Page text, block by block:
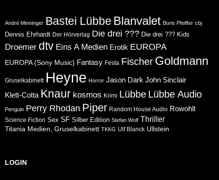
André Minninger Bastei Lübbe Blanvalet Boris Pfeiffer cbj
Dennis Ehrhardt Der Hörverlag Die drei ??? Die drei ??? Kids
Droemer dtv Eins A Medien Erotik EUROPA
EUROPA (Sony Music) Fantasy Festa Fischer Goldmann
Gruselkabinett Heyne Horror Jason Dark John Sinclair
Klett-Cotta Knaur kosmos Krimi Lübbe Lübbe Audio
Penguin Perry Rhodan Piper Random House Audio Rowohlt
Science Fiction Sex SF Silber Edition Stefan Wolf Thriller
Titania Medien, Gruselkabinett TKKG Ulf Blanck Ullstein
LOGIN